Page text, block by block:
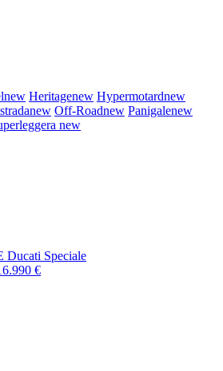
new Heritagenew Hypermotardnew
new Off-Roadnew Panigalenew
new
Ducati Speciale
€